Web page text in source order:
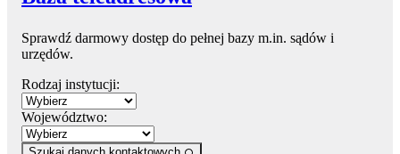
Sprawdź darmowy dostęp do pełnej bazy m.in. sądów i
urzędów.
Rodzaj instytucji:
Województwo: